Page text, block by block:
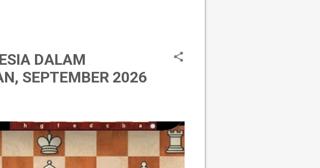
DALAM
SEPTEMBER 2026